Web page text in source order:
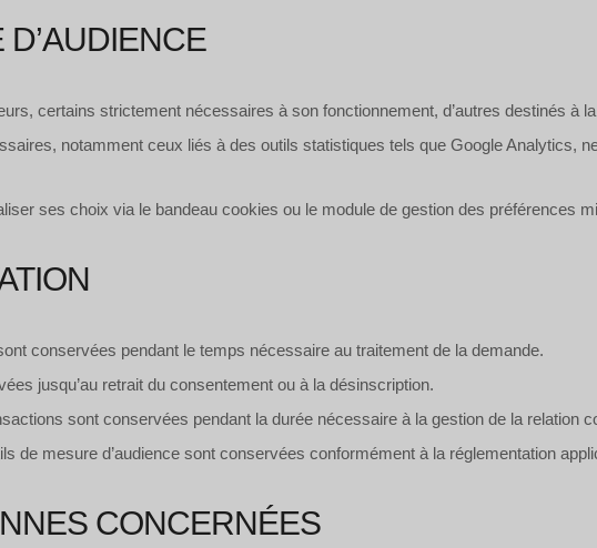
certains strictement nécessaires à son fonctionnement, d’autres destinés à
notamment ceux liés à des outils statistiques tels que Google Analytics,
ses choix via le bandeau cookies ou le module de gestion des préférences
conservées pendant le temps nécessaire au traitement de la demande.
jusqu’au retrait du consentement ou à la désinscription.
sont conservées pendant la durée nécessaire à la gestion de la relation
de mesure d’audience sont conservées conformément à la réglementation
CONCERNÉES